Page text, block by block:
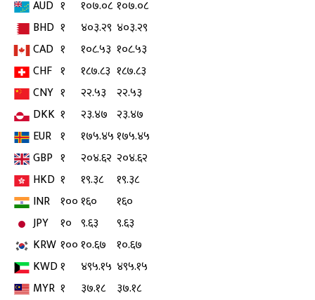
AUD १ १०७.०८ १०७.०८
BHD १ ४०३.२९ ४०३.२९
CAD १ १०८.५३ १०८.५३
CHF १ १८७.८३ १८७.८३
CNY १ २२.५३
२२.५३
DKK १ २३.४७ २३.४७
EUR १ १७५.४५१७५.४५
GBP १ २०४.६२ २०४.६२
HKD १ १९.३८
१९.३८
INR १००१६०
१६०
JPY
१० ९.६३
९.६३
KRW १००१०.६७ १०.६७
KWD१ ४९५.१५ ४९५.१५
MYR १ ३७.१८
३७.१८